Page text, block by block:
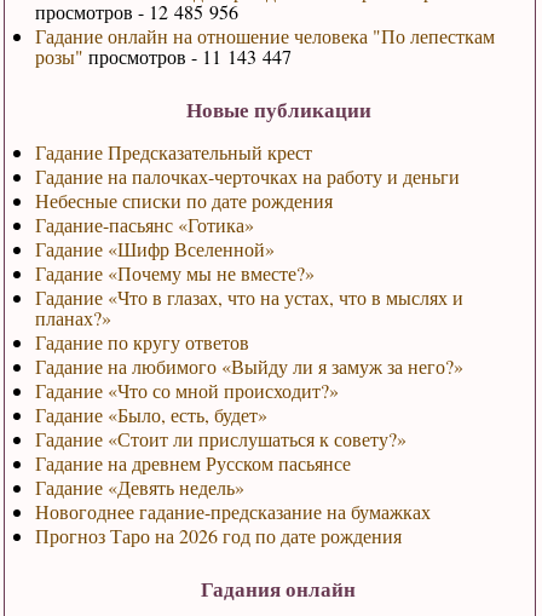
просмотров - 12 485 956
Гадание онлайн на отношение человека "По лепесткам
розы" просмотров - 11 143 447
Новые публикации
Гадание Предсказательный крест
Гадание на палочках-черточках на работу и деньги
Небесные списки по дате рождения
Гадание-пасьянс «Готика»
Гадание «Шифр Вселенной»
Гадание «Почему мы не вместе?»
Гадание «Что в глазах, что на устах, что в мыслях и
планах?»
Гадание по кругу ответов
Гадание на любимого «Выйду ли я замуж за него?»
Гадание «Что со мной происходит?»
Гадание «Было, есть, будет»
Гадание «Стоит ли прислушаться к совету?»
Гадание на древнем Русском пасьянсе
Гадание «Девять недель»
Новогоднее гадание-предсказание на бумажках
Прогноз Таро на 2026 год по дате рождения
Гадания онлайн